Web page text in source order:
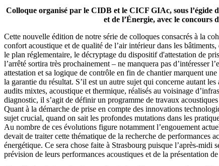
Colloque organisé par le CIDB et le CICF GIAc, sous l’égide
et de l’Énergie, avec le
Cette nouvelle édition de notre série de colloques consacrés à la
confort acoustique et de qualité de l’air intérieur dans les
le plan réglementaire, le décryptage du dispositif d'attestation de
l’arrêté sortira très prochainement – ne manquera pas d’intéresser
attestation et sa logique de contrôle en fin de chantier marquent
la garantie du résultat. S’il est un autre sujet qui concerne autant
audits mixtes, acoustique et thermique, réalisés au voisinage
diagnostic, il s’agit de définir un programme de travaux
Quant à la démarche de prise en compte des innovations
sujet crucial, quand on sait les profondes mutations dans les
Au nombre de ces évolutions figure notamment l’engouement
devait de traiter cette thématique de la recherche de performances
énergétique. Ce sera chose faite à Strasbourg puisque l’après-midi
prévision de leurs performances acoustiques et de la présentation